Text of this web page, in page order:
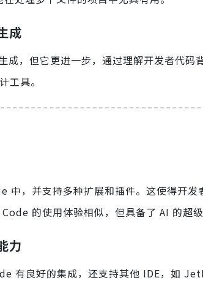
成
，但它更进一步，通过理解开发者代码
具。
中，并支持多种扩展和插件。这使得开
的使用体验相似，但具备了 AI 的超级
力
有良好的集成，还支持其他 IDE，如